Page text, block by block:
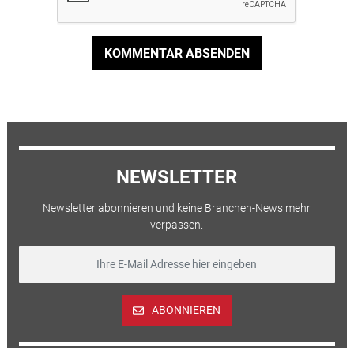
KOMMENTAR ABSENDEN
NEWSLETTER
Newsletter abonnieren und keine Branchen-News mehr
verpassen.
ABONNIEREN